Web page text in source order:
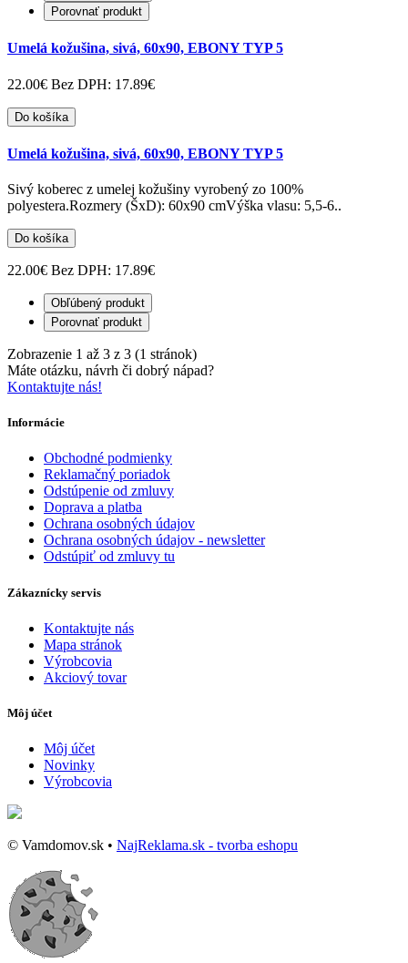
Porovnať produkt
Umelá kožušina, sivá, 60x90, EBONY TYP 5
22.00€ Bez DPH: 17.89€
Do košíka
Umelá kožušina, sivá, 60x90, EBONY TYP 5
Sivý koberec z umelej kožušiny vyrobený zo 100%
polyestera.Rozmery (ŠxD): 60x90 cmVýška vlasu: 5,5-6..
Do košíka
22.00€ Bez DPH: 17.89€
Obľúbený produkt
Porovnať produkt
Zobrazenie 1 až 3 z 3 (1 stránok)
Máte otázku, návrh či dobrý nápad?
Kontaktujte nás!
Informácie
Obchodné podmienky
Reklamačný poriadok
Odstúpenie od zmluvy
Doprava a platba
Ochrana osobných údajov
Ochrana osobných údajov - newsletter
Odstúpiť od zmluvy tu
Zákaznícky servis
Kontaktujte nás
Mapa stránok
Výrobcovia
Akciový tovar
Môj účet
Môj účet
Novinky
Výrobcovia
© Vamdomov.sk • NajReklama.sk - tvorba eshopu